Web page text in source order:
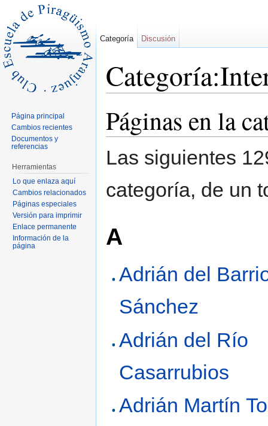
Páginas en la
Las siguientes
categoría, de un
A
Adrián del
Sánchez
Adrián del Río
Casarrubios
Adrián Martín
Categoría Discusión
Página principal
Cambios recientes
Documentos y
referencias
Herramientas
Lo que enlaza aquí
Cambios relacionados
Páginas especiales
Versión para imprimir
Enlace permanente
Información de la
página